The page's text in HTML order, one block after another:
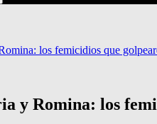
los femicidios que
y Romina: los